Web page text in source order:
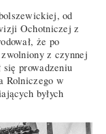
od
Ochotniczej z
że po
zwolniony z czynnej
się prowadzeniu
Rolniczego w
byłych